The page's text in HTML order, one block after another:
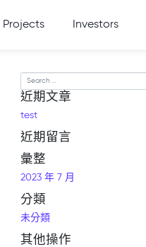
Projects Investors
Search
近期文章
test
近期留言
彙整
2023 年 7 月
分類
未分類
其他操作